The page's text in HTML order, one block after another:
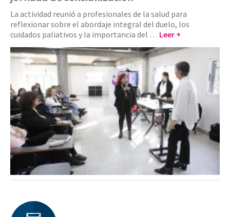
La actividad reunió a profesionales de la salud para
reflexionar sobre el abordaje integral del duelo, los
cuidados paliativos y la importancia del … Leer +